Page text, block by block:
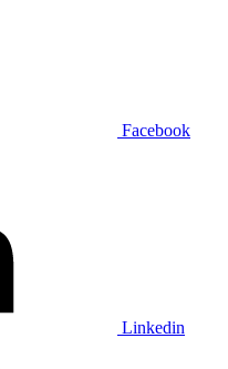
Facebook
Linkedin